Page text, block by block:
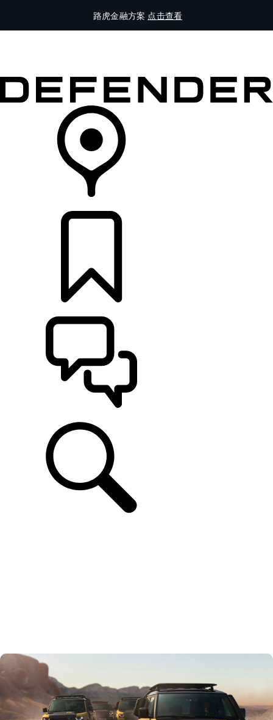
路虎金融方案 点击查看